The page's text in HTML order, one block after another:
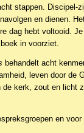
stappen. Discipel-
en dienen.
dag hebt voltooid.
in voorziet.
behandelt acht
leven door de
de kerk, zout en licht
en voor